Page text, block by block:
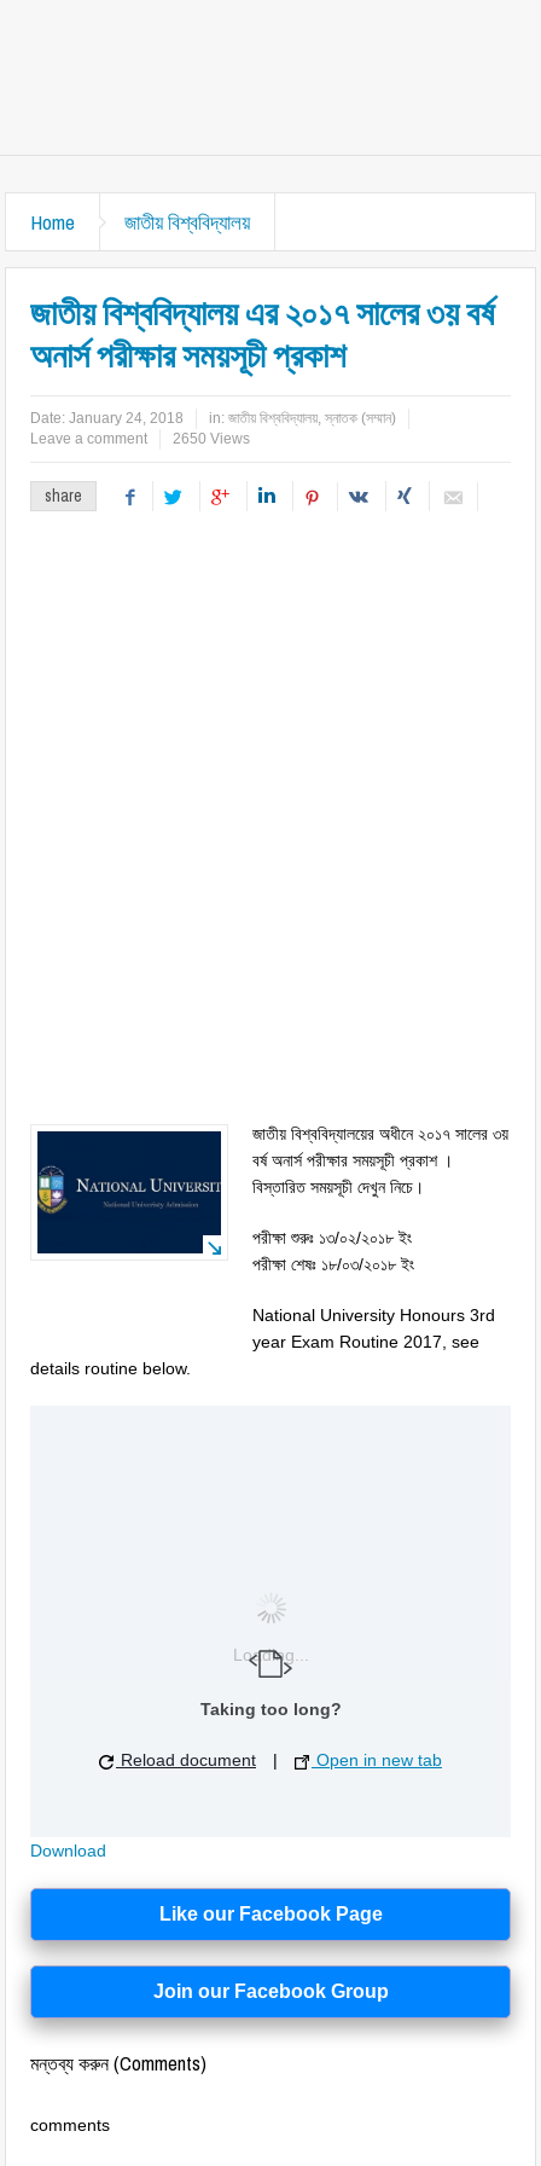
Home জাতীয় বিশ্ববিদ্যালয়
জাতীয় বিশ্ববিদ্যালয় এর ২০১৭ সালের ৩য় বর্ষ
অনার্স পরীক্ষার সময়সূচী প্রকাশ
Date:January 24, 2018 in:জাতীয় বিশ্ববিদ্যালয়,স্নাতক (সম্মান)
Leave a comment
2650 Views
share
জাতীয় বিশ্ববিদ্যালয়ের অধীনে ২০১৭ সালের ৩য়
বর্ষ অনার্স পরীক্ষার সময়সূচী প্রকাশ ।
বিস্তারিত সময়সূচী দেখুন নিচে।
পরীক্ষা শুরুঃ ১৩/০২/২০১৮ ইং
পরীক্ষা শেষঃ ১৮/০৩/২০১৮ ইং
National University Honours 3rd
year Exam Routine 2017, see
details routine below.
Loading...
Taking too long?
Reload document | Open in new tab
Download
Like our Facebook Page
Join our Facebook Group
মন্তব্য করুন (Comments)
comments